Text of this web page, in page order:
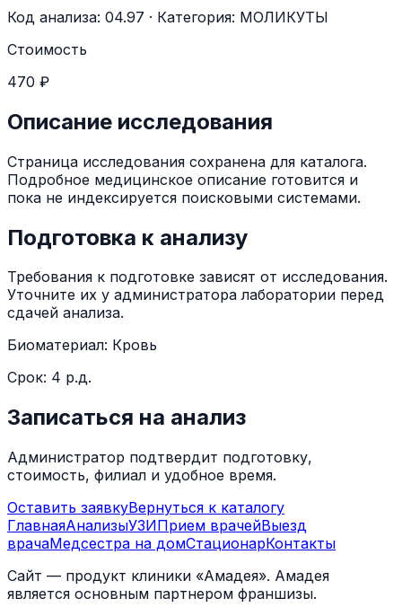
Код анализа: 04.97 · Категория: МОЛИКУТЫ
Стоимость
470 ₽
Описание исследования
Страница исследования сохранена для каталога.
Подробное медицинское описание готовится и
пока не индексируется поисковыми системами.
Подготовка к анализу
Требования к подготовке зависят от исследования.
Уточните их у администратора лаборатории перед
сдачей анализа.
Биоматериал: Кровь
Срок: 4 р.д.
Записаться на анализ
Администратор подтвердит подготовку,
стоимость, филиал и удобное время.
Оставить заявкуВернуться к каталогу
ГлавнаяАнализыУЗИПрием врачейВыезд
врачаМедсестра на домСтационарКонтакты
Сайт — продукт клиники «Амадея». Амадея
является основным партнером франшизы.